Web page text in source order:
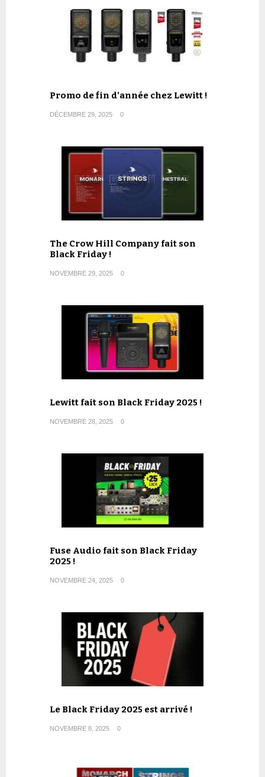
Promo de fin d'année chez Lewitt !
DÉCEMBRE 29, 2025 0
The Crow Hill Company fait son
Black Friday !
NOVEMBRE 29, 2025 0
Lewitt fait son Black Friday 2025 !
NOVEMBRE 28, 2025 0
Fuse Audio fait son Black Friday
2025 !
NOVEMBRE 24, 2025 0
Le Black Friday 2025 est arrivé !
NOVEMBRE 8, 2025 0